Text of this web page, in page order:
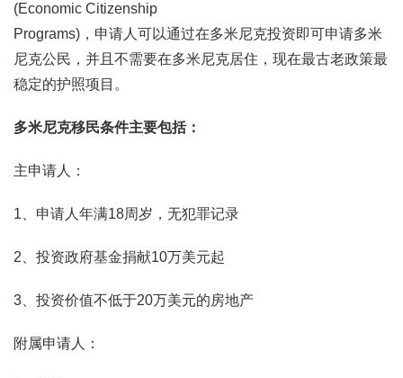
(Economic Citizenship
Programs)，申请人可以通过在多米尼克投资即可申请多米
尼克公民，并且不需要在多米尼克居住，现在最古老政策最
稳定的护照项目。
多米尼克移民条件主要包括：
主申请人：
1、申请人年满18周岁，无犯罪记录
2、投资政府基金捐献10万美元起
3、投资价值不低于20万美元的房地产
附属申请人：